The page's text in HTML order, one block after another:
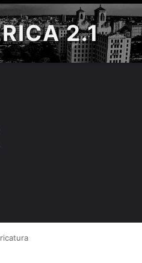
2.1